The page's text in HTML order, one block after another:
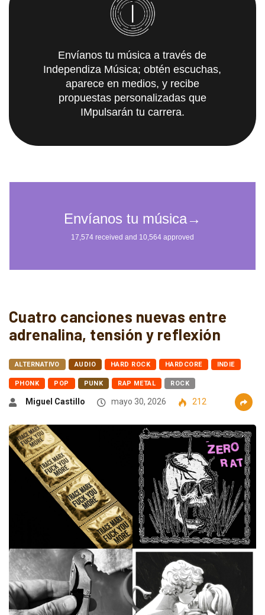
Envíanos tu música a través de
Independiza Música; obtén escuchas,
aparece en medios, y recibe
propuestas personalizadas que
IMpulsarán tu carrera.
Cuatro canciones nuevas entre
adrenalina, tensión y reflexión
ALTERNATIVO AUDIO HARD ROCK HARDCORE INDIE
PHONK POP PUNK RAP METAL ROCK
Miguel Castillo mayo 30, 2026 212